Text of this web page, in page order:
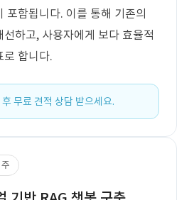
포함됩니다. 이를 통해 기존의
하고, 사용자에게 보다 효율적
로 합니다.
무료 견적 상담 받으세요.